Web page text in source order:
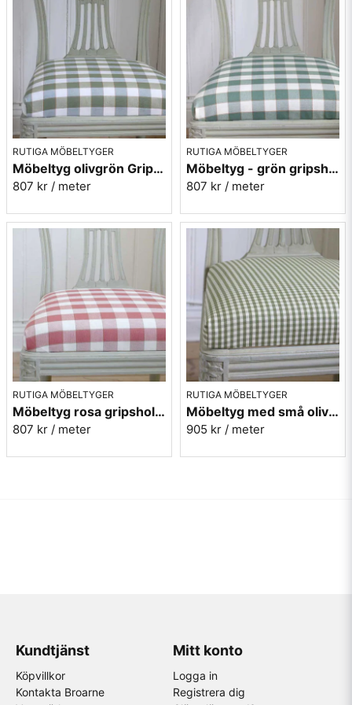
RUTIGA MÖBELTYGER
Möbeltyg olivgrön Gripsholmsruta - Ekeby nr.72
807 kr / meter
RUTIGA MÖBELTYGER
Möbeltyg - grön gripsholmsruta - Ekeby nr. 71
807 kr / meter
RUTIGA MÖBELTYGER
Möbeltyg rosa gripsholmsruta - Ekeby nr.31
807 kr / meter
RUTIGA MÖBELTYGER
Möbeltyg med små olivgröna rutor - Lill Ruta 278
905 kr / meter
Mera rutiga möbeltyger
Kundtjänst
Köpvillkor
Kontakta Broarne
Mitt konto
Logga in
Registrera dig